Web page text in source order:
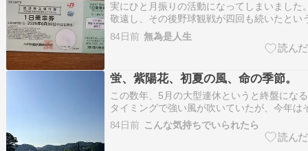
実にひと月振りの活動になってしまいました
敬遠し、その後野球観戦が四回も続いたとい
この事自体には納得しています。それでもこ
しまったのか、というのが正直な気持ちです
珍しい日帰りの活動です。JR九州の株主優
84日前 無為是人生
蛍、紫陽花、初夏の風、命の季節。
この数年、5月の大型連休というと終盤にな
タイミングで強い風が吹いていたが、今年は
く、穏やかなそよ風が吹いている。 気温も
いい。 山の緑が少しずつ深くなってきた。
る季節だ。 昨夜、アンの散歩がてら近所に
84日前 こんな気持ちでいられたら